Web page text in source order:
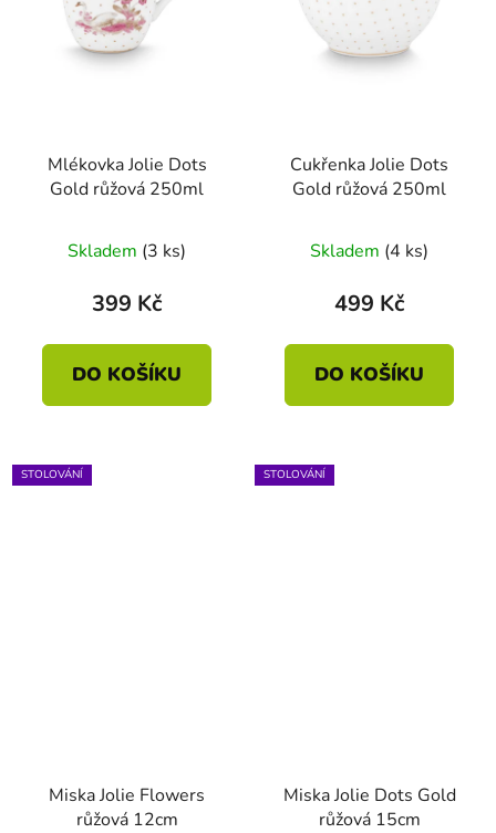
Mlékovka Jolie Dots
Gold růžová 250ml
Skladem (3 ks)
399 Kč
DO KOŠÍKU
Cukřenka Jolie Dots
Gold růžová 250ml
Skladem (4 ks)
499 Kč
DO KOŠÍKU
STOLOVÁNÍ
Miska Jolie Flowers
růžová 12cm
STOLOVÁNÍ
Miska Jolie Dots Gold
růžová 15cm